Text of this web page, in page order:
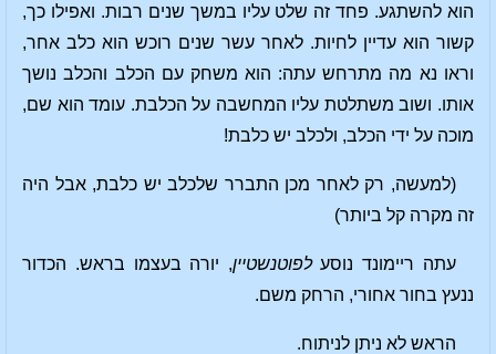
הוא להשתגע. פחד זה שלט עליו במשך שנים רבות. ואפילו כך,
קשור הוא עדיין לחיות. לאחר עשר שנים רוכש הוא כלב אחר,
וראו נא מה מתרחש עתה: הוא משחק עם הכלב והכלב נושך
אותו. ושוב משתלטת עליו המחשבה על הכלבת. עומד הוא שם,
מוכה על ידי הכלב, ולכלב יש כלבת!
(למעשה, רק לאחר מכן התברר שלכלב יש כלבת, אבל היה
זה מקרה קל ביותר)
עתה ריימונד נוסעלפוטנשטיין, יורה בעצמו בראש. הכדור
ננעץ בחור אחורי, הרחק משם.
הראש לא ניתן לניתוח.